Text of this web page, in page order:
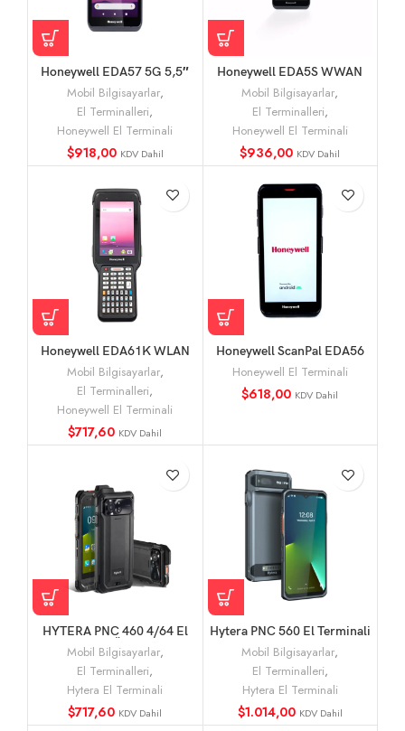
Honeywell EDA57 5G 5,5″
WWAN WLAN AND12 El
Terminali
Mobil Bilgisayarlar,
El Terminalleri,
Honeywell El Terminali
$918,00 KDV Dahil
Honeywell EDA5S WWAN
AND11 El Terminali
Mobil Bilgisayarlar,
El Terminalleri,
Honeywell El Terminali
$936,00 KDV Dahil
Honeywell EDA61K WLAN
ANum 6703 El Terminali
Mobil Bilgisayarlar,
El Terminalleri,
Honeywell El Terminali
$717,60 KDV Dahil
Honeywell ScanPal EDA56
Wi-Fi 6 Destekli Yeni Nesil
Endüstriyel El Terminali
Honeywell El Terminali
$618,00 KDV Dahil
HYTERA PNC 460 4/64 El
Terminali Özellikleri
Mobil Bilgisayarlar,
El Terminalleri,
Hytera El Terminali
$717,60 KDV Dahil
Hytera PNC 560 El Terminali
(Barkodlu)
Mobil Bilgisayarlar,
El Terminalleri,
Hytera El Terminali
$1.014,00 KDV Dahil